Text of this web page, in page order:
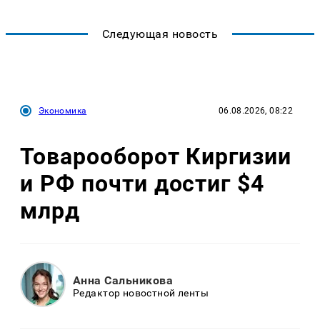
Следующая новость
Экономика 06.08.2026, 08:22
Товарооборот Киргизии
и РФ почти достиг $4
млрд
Анна Сальникова
Редактор новостной ленты